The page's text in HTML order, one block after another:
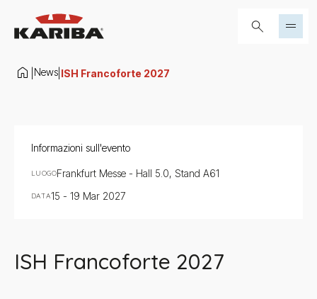
News ISH Francoforte 2027
Informazioni sull'evento
LUOGOFrankfurt Messe - Hall 5.0, Stand A61
DATA15 - 19 Mar 2027
ISH Francoforte 2027